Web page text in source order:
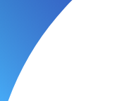
Ленина)